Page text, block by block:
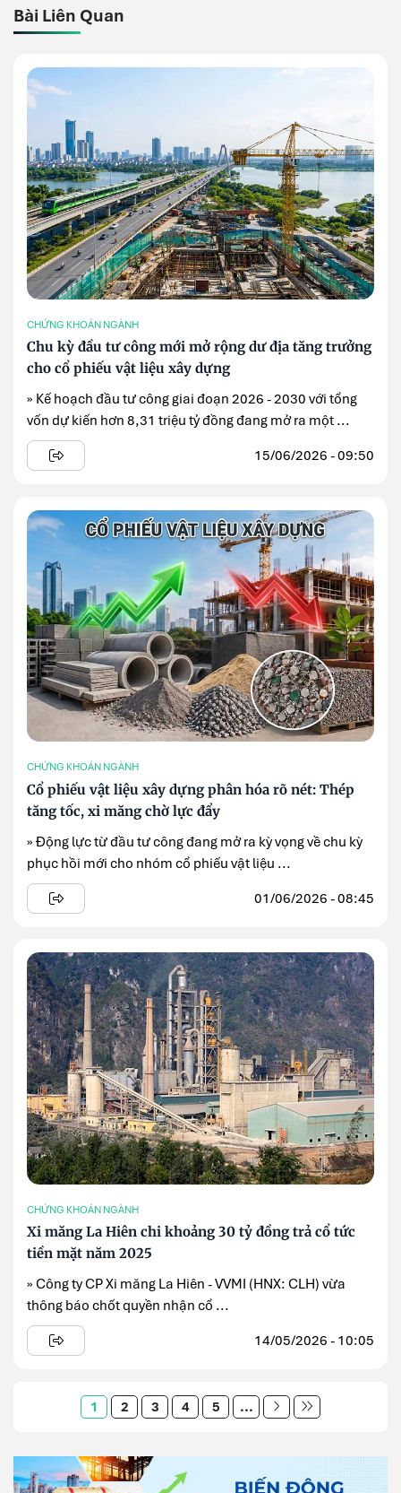
Bài Liên Quan
CHỨNG KHOÁN NGÀNH
Chu kỳ đầu tư công mới mở rộng dư địa tăng trưởng
cho cổ phiếu vật liệu xây dựng
» Kế hoạch đầu tư công giai đoạn 2026 - 2030 với tổng
vốn dự kiến hơn 8,31 triệu tỷ đồng đang mở ra một ...
15/06/2026 - 09:50
CHỨNG KHOÁN NGÀNH
Cổ phiếu vật liệu xây dựng phân hóa rõ nét: Thép
tăng tốc, xi măng chờ lực đẩy
» Động lực từ đầu tư công đang mở ra kỳ vọng về chu kỳ
phục hồi mới cho nhóm cổ phiếu vật liệu ...
01/06/2026 - 08:45
CHỨNG KHOÁN NGÀNH
Xi măng La Hiên chi khoảng 30 tỷ đồng trả cổ tức
tiền mặt năm 2025
» Công ty CP Xi măng La Hiên - VVMI (HNX: CLH) vừa
thông báo chốt quyền nhận cổ ...
14/05/2026 - 10:05
1 2 3 4 5 ...